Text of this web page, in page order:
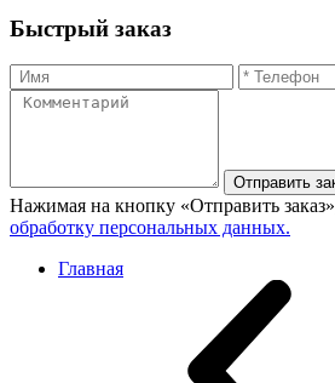
Быстрый заказ
Отправить
Нажимая на кнопку «Отправить
обработку персональных данных.
Главная